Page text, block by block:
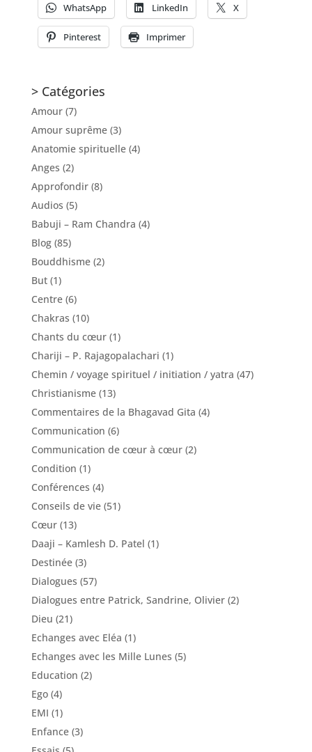
WhatsApp LinkedIn X
Pinterest Imprimer
> Catégories
Amour(7)
Amour suprême(3)
Anatomie spirituelle(4)
Anges (2)
Approfondir(8)
Audios (5)
Babuji – Ram Chandra (4)
Blog(85)
Bouddhisme(2)
But(1)
Centre(6)
Chakras (10)
Chants du cœur(1)
Chariji – P. Rajagopalachari (1)
Chemin / voyage spirituel / initiation / yatra (47)
Christianisme(13)
Commentaires de la Bhagavad Gita (4)
Communication (6)
Communication de cœur à cœur(2)
Condition (1)
Conférences (4)
Conseils de vie(51)
Cœur(13)
Daaji – Kamlesh D. Patel (1)
Destinée(3)
Dialogues (57)
Dialogues entre Patrick, Sandrine, Olivier(2)
Dieu (21)
Echanges avec Eléa (1)
Echanges avec les Mille Lunes (5)
Education (2)
Ego(4)
EMI (1)
Enfance(3)